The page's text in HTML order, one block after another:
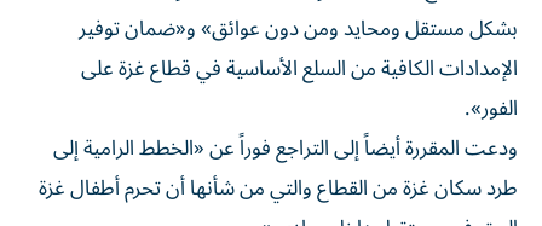
بشكل مستقل ومحايد ومن دون عوائق» و«ضمان توفير
الإمدادات الكافية من السلع الأساسية في قطاع غزة على
الفور».
ودعت المقررة أيضاً إلى التراجع فوراً عن «الخطط الرامية إلى
طرد سكان غزة من القطاع والتي من شأنها أن تحرم أطفال غزة